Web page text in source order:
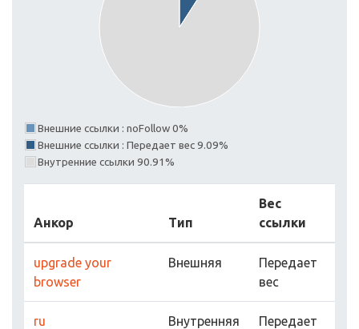
Внешние ссылки : noFollow 0%
Внешние ссылки : Передает вес 9.09%
Внутренние ссылки 90.91%
Анкор Тип
Вес
ссылки
upgrade your
browser
Внешняя
Передает
вес
ru Внутренняя
Передает